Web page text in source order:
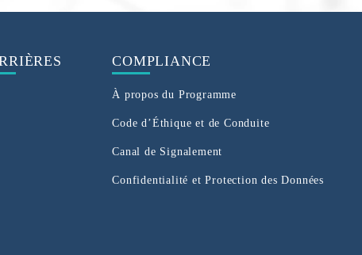
COMPLIANCE
À propos du Programme
Code d’Éthique et de Conduite
Canal de Signalement
Confidentialité et Protection des Données